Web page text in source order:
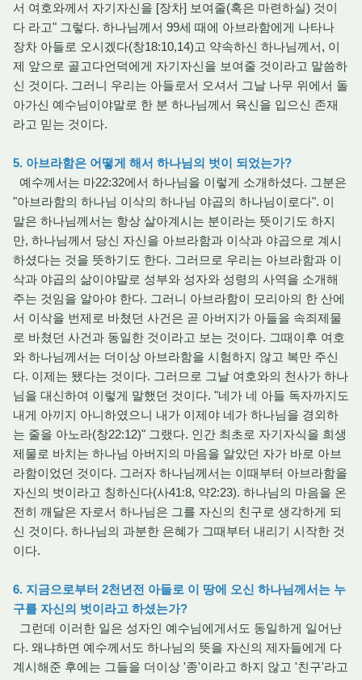
서 여호와께서 자기자신을 [장차] 보여줄(혹은 마련하실) 것이
다 라고" 그렇다. 하나님께서 99세 때에 아브라함에게 나타나
장차 아들로 오시겠다(창18:10,14)고 약속하신 하나님께서, 이
제 앞으로 골고다언덕에게 자기자신을 보여줄 것이라고 말씀하
신 것이다. 그러니 우리는 아들로서 오셔서 그날 나무 위에서 돌
아가신 예수님이야말로 한 분 하나님께서 육신을 입으신 존재
라고 믿는 것이다.
5. 아브라함은 어떻게 해서 하나님의 벗이 되었는가?
예수께서는 마22:32에서 하나님을 이렇게 소개하셨다. 그분은
"아브라함의 하나님 이삭의 하나님 야곱의 하나님이로다". 이
말은 하나님께서는 항상 살아계시는 분이라는 뜻이기도 하지
만, 하나님께서 당신 자신을 아브라함과 이삭과 야곱으로 계시
하셨다는 것을 뜻하기도 한다. 그러므로 우리는 아브라함과 이
삭과 야곱의 삶이야말로 성부와 성자와 성령의 사역을 소개해
주는 것임을 알아야 한다. 그러니 아브라함이 모리아의 한 산에
서 이삭을 번제로 바쳤던 사건은 곧 아버지가 아들을 속죄제물
로 바쳤던 사건과 동일한 것이라고 보는 것이다. 그때이후 여호
와 하나님께서는 더이상 아브라함을 시험하지 않고 복만 주신
다. 이제는 됐다는 것이다. 그러므로 그날 여호와의 천사가 하나
님을 대신하여 이렇게 말했던 것이다. "네가 네 아들 독자까지도
내게 아끼지 아니하였으니 내가 이제야 네가 하나님을 경외하
는 줄을 아노라(창22:12)" 그랬다. 인간 최초로 자기자식을 희생
제물로 바치는 하나님 아버지의 마음을 알았던 자가 바로 아브
라함이었던 것이다. 그러자 하나님께서는 이때부터 아브라함을
자신의 벗이라고 칭하신다(사41:8, 약2:23). 하나님의 마음을 온
전히 깨달은 자로서 하나님은 그를 자신의 친구로 생각하게 되
신 것이다. 하나님의 과분한 은혜가 그때부터 내리기 시작한 것
이다.
6. 지금으로부터 2천년전 아들로 이 땅에 오신 하나님께서는 누
구를 자신의 벗이라고 하셨는가?
그런데 이러한 일은 성자인 예수님에게서도 동일하게 일어난
다. 왜냐하면 예수께서도 하나님의 뜻을 자신의 제자들에게 다
계시해준 후에는 그들을 더이상 '종'이라고 하지 않고 '친구'라고